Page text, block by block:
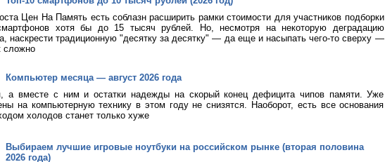
Цен На Память есть соблазн расширить рамки стоимости для участников подборки
хотя бы до 15 тысяч рублей. Но, несмотря на некоторую деградацию
наскрести традиционную "десятку за десятку" — да еще и насыпать чего-то сверху —
сложно
Компьютер месяца — август 2026 года
а вместе с ним и остатки надежды на скорый конец дефицита чипов памяти. Уже
на компьютерную технику в этом году не снизятся. Наоборот, есть все основания
холодов станет только хуже
Выбираем лучшие игровые ноутбуки на российском рынке (вторая половина
2026 года)